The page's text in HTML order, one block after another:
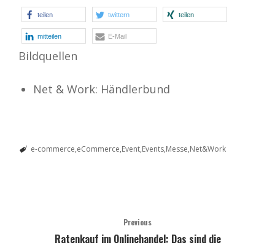
teilen twittern teilen
mitteilen E-Mail
Bildquellen
Net & Work: Händlerbund
e-commerce eCommerce Event Events Messe Net&Work
Previous
Ratenkauf im Onlinehandel: Das sind die